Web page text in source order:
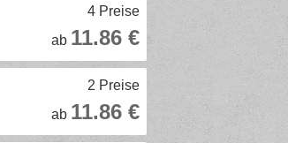
4 Preise
ab 11.86 €
2 Preise
ab 11.86 €